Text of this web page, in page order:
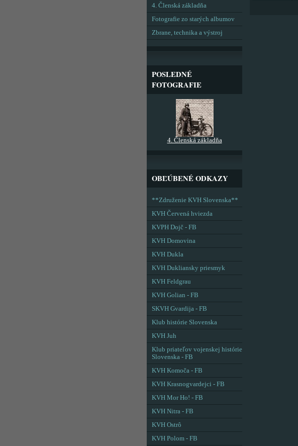
4. Členská základňa
Fotografie zo starých albumov
Zbrane, technika a výstroj
POSLEDNÉ
FOTOGRAFIE
4. Členská základňa
OBĽÚBENÉ ODKAZY
**Združenie KVH Slovenska**
KVH Červená hviezda
KVPH Dojč - FB
KVH Domovina
KVH Dukla
KVH Dukliansky priesmyk
KVH Feldgrau
KVH Golian - FB
SKVH Gvardija - FB
Klub histórie Slovenska
KVH Juh
Klub priateľov vojenskej histórie
Slovenska - FB
KVH Komoča - FB
KVH Krasnogvardejci - FB
KVH Mor Ho! - FB
KVH Nitra - FB
KVH Ostrô
KVH Polom - FB